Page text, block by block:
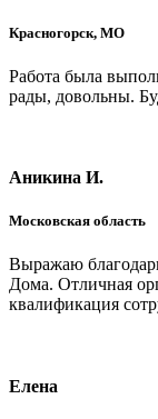
Красногорск, МО
Работа была
рады, довольны.
Аникина И.
Московская область
Выражаю
Дома. Отличная
квалификация
Елена